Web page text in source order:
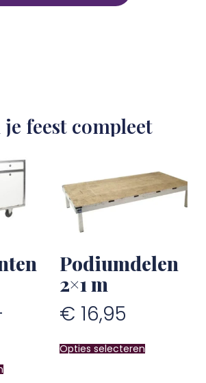
je feest compleet
Podiumdelen
2×1 m
€ 16,95
Opties selecteren